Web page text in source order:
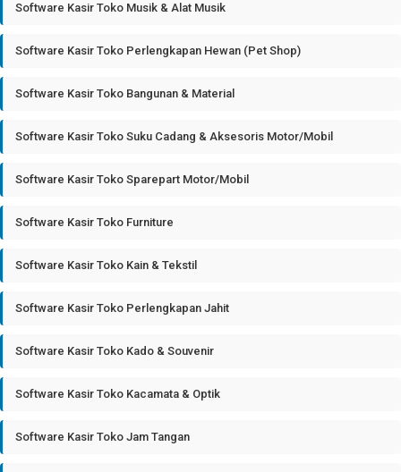
Software Kasir Toko Musik & Alat Musik
Software Kasir Toko Perlengkapan Hewan (Pet Shop)
Software Kasir Toko Bangunan & Material
Software Kasir Toko Suku Cadang & Aksesoris Motor/Mobil
Software Kasir Toko Sparepart Motor/Mobil
Software Kasir Toko Furniture
Software Kasir Toko Kain & Tekstil
Software Kasir Toko Perlengkapan Jahit
Software Kasir Toko Kado & Souvenir
Software Kasir Toko Kacamata & Optik
Software Kasir Toko Jam Tangan